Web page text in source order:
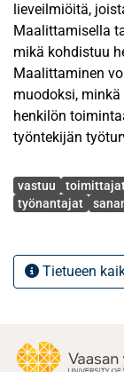
lieveilmiöitä,
Maalittamisella
mikä kohdistuu
Maalittaminen
muodoksi,
henkilön
työntekijän
puuttumaan.
termin selkeän
Tässä
tutkimusta.
Avainsanat
vastuu
työnantajat
Tietueen